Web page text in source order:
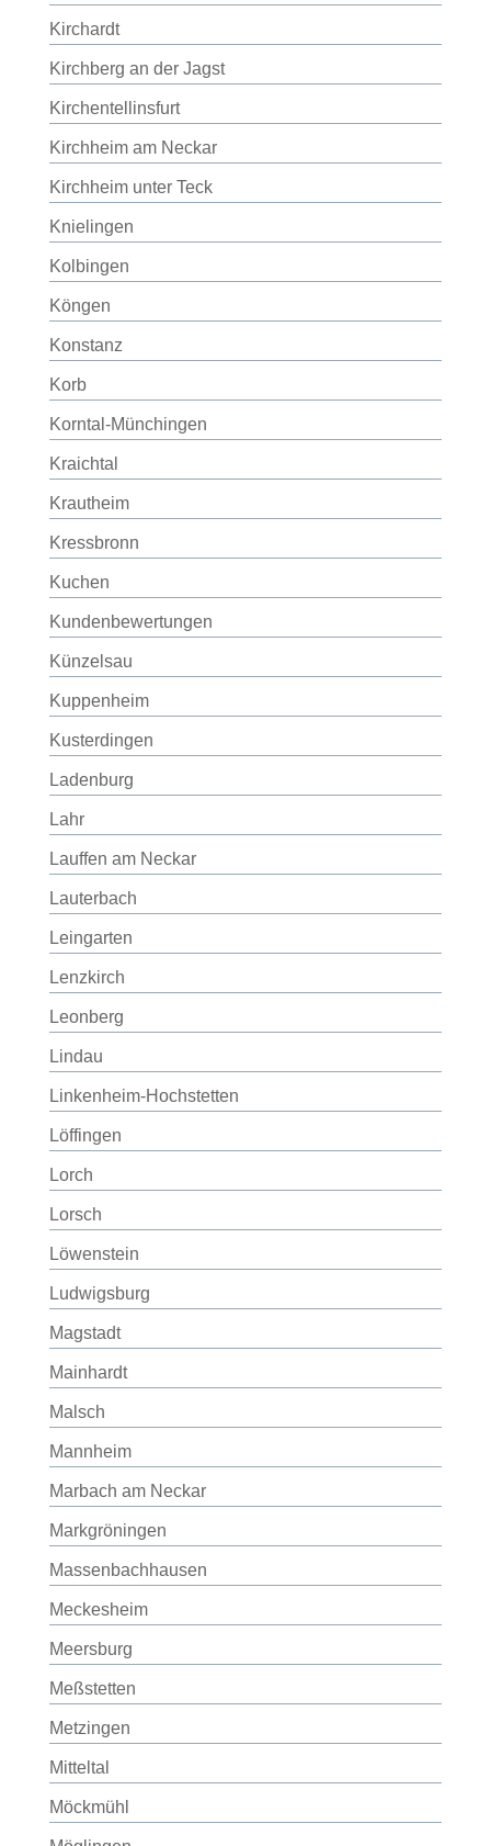
Kirchardt
Kirchberg an der Jagst
Kirchentellinsfurt
Kirchheim am Neckar
Kirchheim unter Teck
Knielingen
Kolbingen
Köngen
Konstanz
Korb
Korntal-Münchingen
Kraichtal
Krautheim
Kressbronn
Kuchen
Kundenbewertungen
Künzelsau
Kuppenheim
Kusterdingen
Ladenburg
Lahr
Lauffen am Neckar
Lauterbach
Leingarten
Lenzkirch
Leonberg
Lindau
Linkenheim-Hochstetten
Löffingen
Lorch
Lorsch
Löwenstein
Ludwigsburg
Magstadt
Mainhardt
Malsch
Mannheim
Marbach am Neckar
Markgröningen
Massenbachhausen
Meckesheim
Meersburg
Meßstetten
Metzingen
Mitteltal
Möckmühl